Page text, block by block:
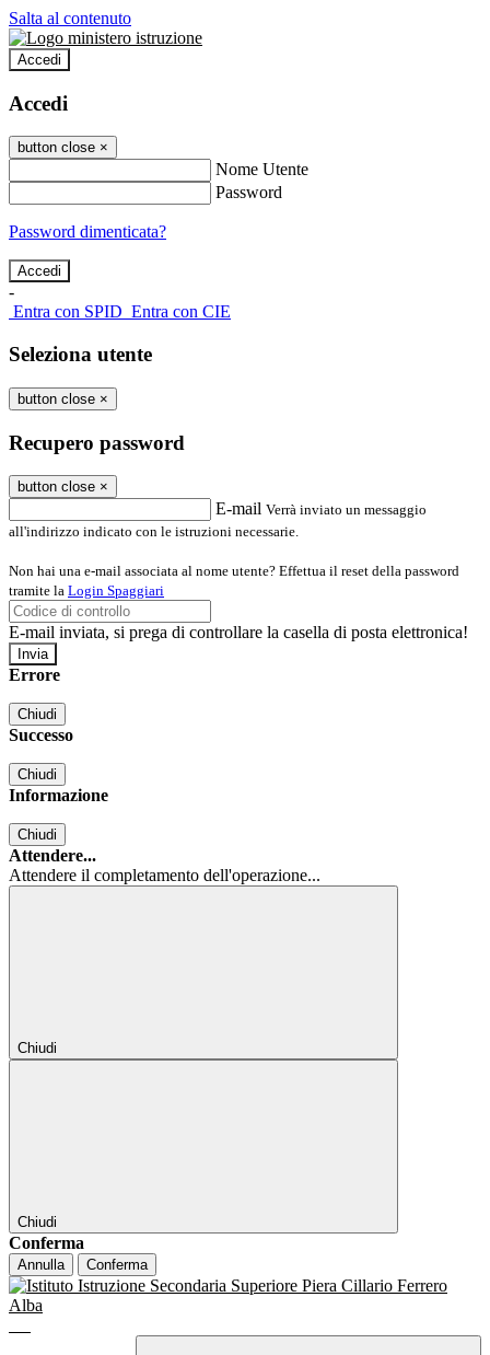
Salta al contenuto
Accedi
Accedi
button close ×
Nome Utente
Password
Password dimenticata?
-
Entra con SPID Entra con CIE
Seleziona utente
button close ×
Recupero password
button close ×
E-mail Verrà inviato un messaggio
all'indirizzo indicato con le istruzioni necessarie.
Non hai una e-mail associata al nome utente? Effettua il reset della password
tramite la Login Spaggiari
E-mail inviata, si prega di controllare la casella di posta elettronica!
Errore
Chiudi
Successo
Chiudi
Informazione
Chiudi
Attendere...
Attendere il completamento dell'operazione...
Chiudi
Chiudi
Conferma
Annulla Conferma